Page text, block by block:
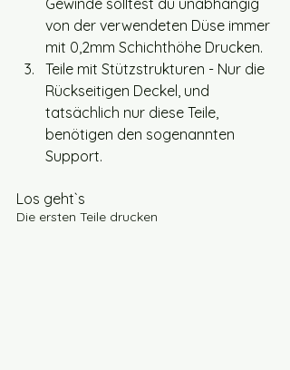
von der verwendeten Düse immer
mit 0,2mm Schichthöhe Drucken.
Teile mit Stützstrukturen - Nur die
Rückseitigen Deckel, und
tatsächlich nur diese Teile,
benötigen den sogenannten
Support.
Los geht`s
Die ersten Teile drucken